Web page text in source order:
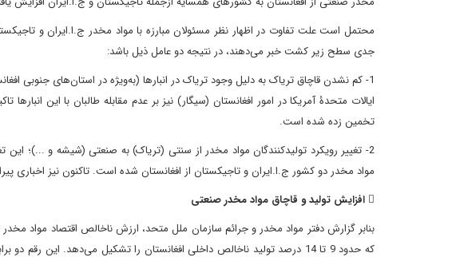
محتمل است علت تفاوت در اظهار نظر مسئولان مبارزه با مواد مخدر ج.ا.ایران و
جدی سطح زیر کشت خبر می‌دهند، در نتیجه دو عامل ذیل باشد:
1- کم نشدن قاچاق تریاک به دلیل وجود تریاک در انبارها (به‌ویژه در استان‌های جنوبی
تخمین زده شده است.
2- تغییر رویکرد تولیدکنندگان مواد مخدر از سنتی (تریاک) به صنعتی (شیشه و ...)؛
مواد مخدر دو کشور ج.ا.ایران و تاجیکستان از افغانستان شده است. تاکنون نیز اخباری
 افزایش تولید و قاچاق مواد مخدر صنعتی